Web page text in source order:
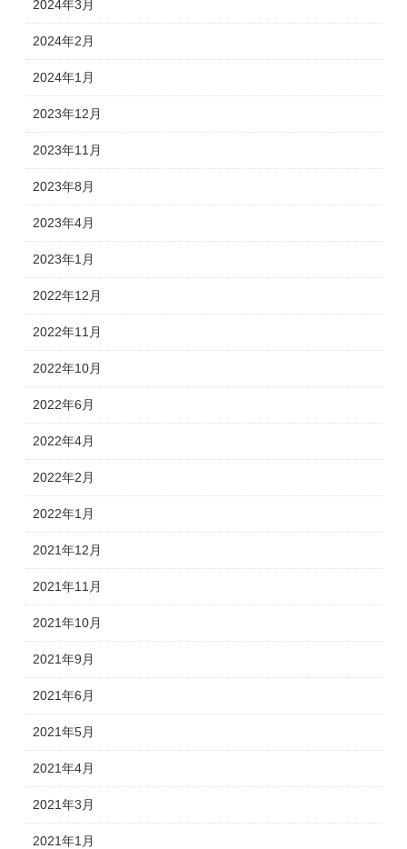
2024年3月
2024年2月
2024年1月
2023年12月
2023年11月
2023年8月
2023年4月
2023年1月
2022年12月
2022年11月
2022年10月
2022年6月
2022年4月
2022年2月
2022年1月
2021年12月
2021年11月
2021年10月
2021年9月
2021年6月
2021年5月
2021年4月
2021年3月
2021年1月